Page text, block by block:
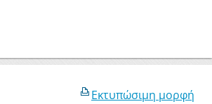
Εκτυπώσιμη μορφή